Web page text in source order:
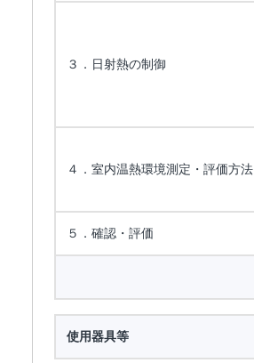
３．日射熱の制御
４．室内温熱環境測定・評価方法
５．確認・評価
使用器具等